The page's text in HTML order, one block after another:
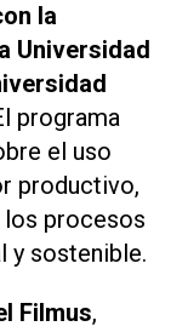
la
Universidad
programa
el uso
productivo,
procesos
y sostenible.
Filmus,